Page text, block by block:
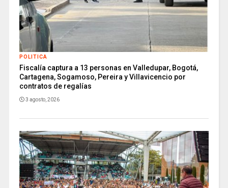
POLITICA
Fiscalía captura a 13 personas en Valledupar, Bogotá,
Cartagena, Sogamoso, Pereira y Villavicencio por
contratos de regalías
3 agosto, 2026